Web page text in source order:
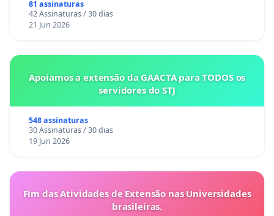
gestacional nos hospitais portugueses
81 assinaturas
42 Assinaturas / 30 dias
21 Jun 2026
Apoiamos a extensão da GAACTA para TODOS os
servidores do STJ
548 assinaturas
30 Assinaturas / 30 dias
19 Jun 2026
Fim das Atividades de Extensão nas Universidades
brasileiras.